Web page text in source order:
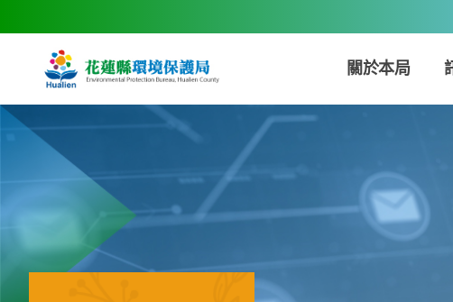
關於本局